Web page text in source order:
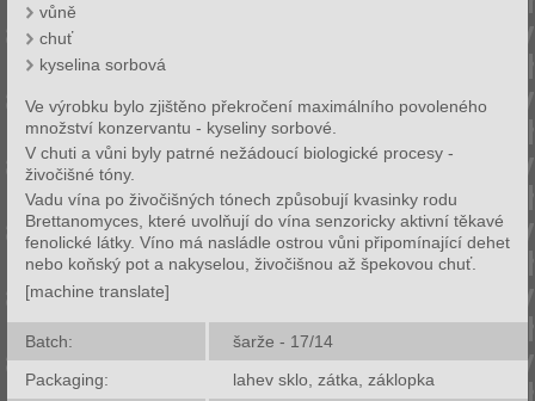
vůně
chuť
kyselina sorbová
Ve výrobku bylo zjištěno překročení maximálního povoleného
množství konzervantu - kyseliny sorbové.
V chuti a vůni byly patrné nežádoucí biologické procesy -
živočišné tóny.
Vadu vína po živočišných tónech způsobují kvasinky rodu
Brettanomyces, které uvolňují do vína senzoricky aktivní těkavé
fenolické látky. Víno má nasládle ostrou vůni připomínající dehet
nebo koňský pot a nakyselou, živočišnou až špekovou chuť.
[machine translate]
Batch:
šarže - 17/14
Packaging:
lahev sklo, zátka, záklopka